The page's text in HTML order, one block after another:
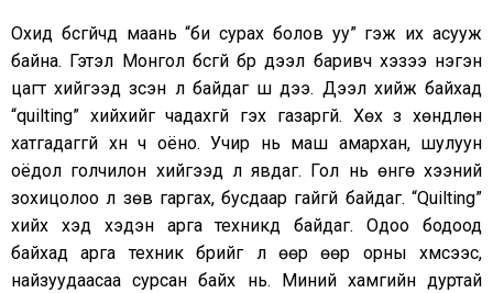
Охид бүсгүйчүүд маань “би сурах болов уу” гэж их асууж
байна. Гэтэл Монгол бүсгүй бүр дээл баривч хэзээ нэгэн
цагт хийгээд үзсэн л байдаг шүү дээ. Дээл хийж байхад
“quilting” хийхийг чадахгүй гэх газаргүй. Хөх зүү хөндлөн
хатгадаггүй хүн ч оёно. Учир нь маш амархан, шулуун
оёдол голчилон хийгээд л явдаг. Гол нь өнгө хээний
зохицолоо л зөв гаргах, бусдаар гайгүй байдаг. “Quilting”
хийх хэд хэдэн арга техникүүд байдаг. Одоо бодоод
байхад арга техник бүрийг л өөр өөр орны хүмүүсээс,
найзуудаасаа сурсан байх нь. Миний хамгийн дуртай